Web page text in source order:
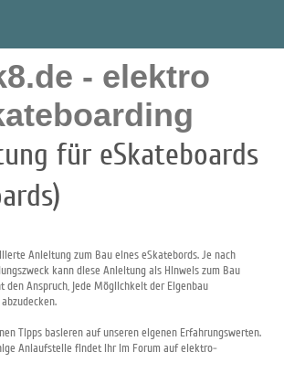
- elektro
für eSkateboards
Anleitung zum Bau eines eSkatebords. Je nach
kann diese Anleitung als Hinweis zum Bau
den Anspruch, jede Möglichkeit der Eigenbau
Tipps basieren auf unseren eigenen Erfahrungswerten.
Anlaufstelle findet ihr im Forum auf elektro-